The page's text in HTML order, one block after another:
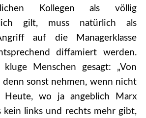
Kollegen als völlig
gilt, muss natürlich als
auf die Managerklasse
diffamiert werden.
Menschen gesagt: „Von
denn sonst nehmen, wenn nicht
Heute, wo ja angeblich Marx
kein links und rechts mehr gibt,